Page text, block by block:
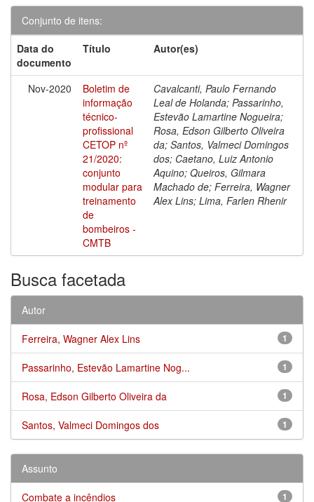
Conjunto de itens:
Data do
documento
Título Autor(es)
Nov-2020
Boletim de
informação
técnico-
profissional
CETOP nº
21/2020:
conjunto
modular para
treinamento
de
bombeiros -
CMTB
Cavalcanti, Paulo Fernando
Leal de Holanda; Passarinho,
Estevão Lamartine Nogueira;
Rosa, Edson Gilberto Oliveira
da; Santos, Valmeci Domingos
dos; Caetano, Luiz Antonio
Aquino; Queiros, Gilmara
Machado de; Ferreira, Wagner
Alex Lins; Lima, Farlen Rhenir
Busca facetada
Autor
1
Ferreira, Wagner Alex Lins
1
Passarinho, Estevão Lamartine Nog...
1
Rosa, Edson Gilberto Oliveira da
1
Santos, Valmeci Domingos dos
Assunto
1
Combate a incêndios